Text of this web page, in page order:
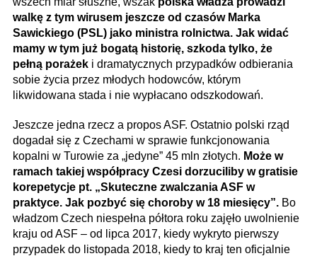
walkę z tym wirusem jeszcze od czasów Marka
Sawickiego (PSL) jako ministra rolnictwa. Jak widać
mamy w tym już bogatą historię, szkoda tylko, że
pełną porażek i dramatycznych przypadków odbierania
sobie życia przez młodych hodowców, którym
likwidowana stada i nie wypłacano odszkodowań.
Jeszcze jedna rzecz a propos ASF. Ostatnio polski rząd
dogadał się z Czechami w sprawie funkcjonowania
kopalni w Turowie za „jedyne” 45 mln złotych. Może w
ramach takiej współpracy Czesi dorzuciliby w gratisie
korepetycje pt. „Skuteczne zwalczania ASF w
praktyce. Jak pozbyć się choroby w 18 miesięcy”. Bo
władzom Czech niespełna półtora roku zajęło uwolnienie
kraju od ASF – od lipca 2017, kiedy wykryto pierwszy
przypadek do listopada 2018, kiedy to kraj ten oficjalnie